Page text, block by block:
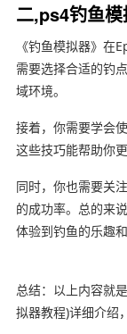
二,ps4钓鱼
《钓鱼模拟器》在
需要选择合适的钓
域环境。
接着，你需要学会
这些技巧能帮助你
同时，你也需要关
的成功率。总的来
体验到钓鱼的乐趣和
总结：以上内容就
拟器教程)详细介绍